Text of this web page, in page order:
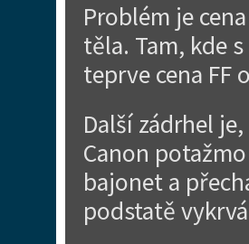
Problém je
těla. Tam, kde
teprve cena FF
Další zádrhel
Canon
bajonet a
podstatě